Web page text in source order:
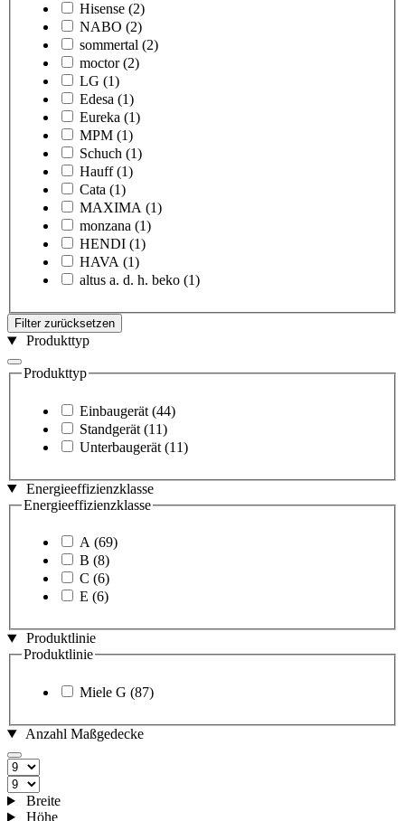
Hisense (2)
NABO (2)
sommertal (2)
moctor (2)
LG (1)
Edesa (1)
Eureka (1)
MPM (1)
Schuch (1)
Hauff (1)
Cata (1)
MAXIMA (1)
monzana (1)
HENDI (1)
HAVA (1)
altus a. d. h. beko (1)
Filter zurücksetzen
Produkttyp
Produkttyp
Einbaugerät (44)
Standgerät (11)
Unterbaugerät (11)
Energieeffizienzklasse
Energieeffizienzklasse
A (69)
B (8)
C (6)
E (6)
Produktlinie
Produktlinie
Miele G (87)
Anzahl Maßgedecke
Breite
Höhe